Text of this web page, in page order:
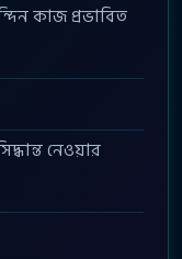
কাজ প্রভাবিত
নেওয়ার